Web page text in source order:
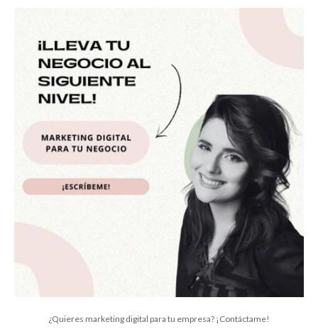
¿Quieres marketing digital para tu empresa? ¡Contáctame!